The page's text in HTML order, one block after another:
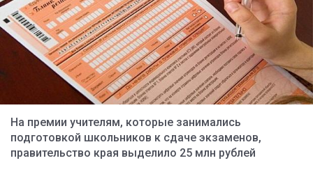
На премии учителям, которые занимались
подготовкой школьников к сдаче экзаменов,
правительство края выделило 25 млн рублей